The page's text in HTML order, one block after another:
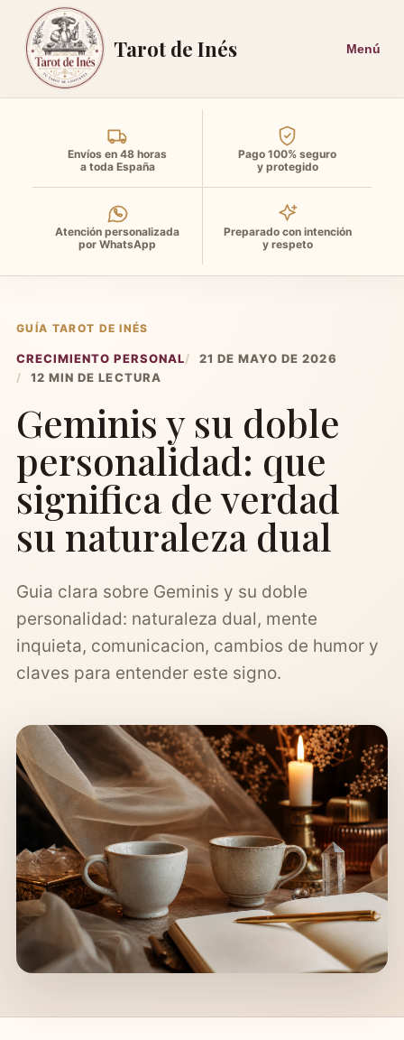
Tarot de Inés
Envíos en 48 horas
a toda España
Pago 100% seguro
y protegido
Atención personalizada
por WhatsApp
Preparado con intención
y respeto
GUÍA TAROT DE INÉS
CRECIMIENTO PERSONAL
21 DE MAYO DE 2026
12 MIN DE LECTURA
Geminis y su doble
personalidad: que
significa de verdad
su naturaleza dual
Guia clara sobre Geminis y su doble
personalidad: naturaleza dual, mente
inquieta, comunicacion, cambios de humor y
claves para entender este signo.